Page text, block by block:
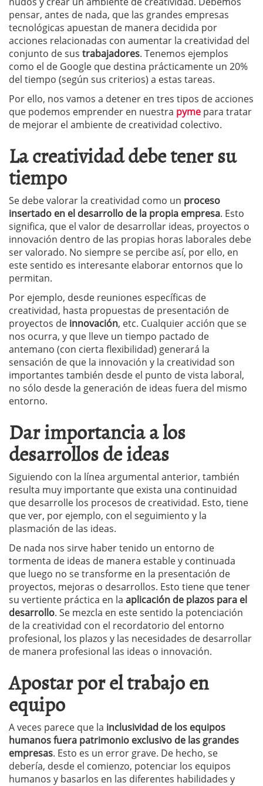
pensar, antes de nada, que las grandes empresas
tecnológicas apuestan de manera decidida por
acciones relacionadas con aumentar la creatividad del
conjunto de sus trabajadores. Tenemos ejemplos
como el de Google que destina prácticamente un 20%
del tiempo (según sus criterios) a estas tareas.
Por ello, nos vamos a detener en tres tipos de acciones
que podemos emprender en nuestra pyme para tratar
de mejorar el ambiente de creatividad colectivo.
La creatividad debe tener su
tiempo
Se debe valorar la creatividad como un proceso
insertado en el desarrollo de la propia empresa. Esto
significa, que el valor de desarrollar ideas, proyectos o
innovación dentro de las propias horas laborales debe
ser valorado. No siempre se percibe así, por ello, en
este sentido es interesante elaborar entornos que lo
permitan.
Por ejemplo, desde reuniones específicas de
creatividad, hasta propuestas de presentación de
proyectos de innovación, etc. Cualquier acción que se
nos ocurra, y que lleve un tiempo pactado de
antemano (con cierta flexibilidad) generará la
sensación de que la innovación y la creatividad son
importantes también desde el punto de vista laboral,
no sólo desde la generación de ideas fuera del mismo
entorno.
Dar importancia a los
desarrollos de ideas
Siguiendo con la línea argumental anterior, también
resulta muy importante que exista una continuidad
que desarrolle los procesos de creatividad. Esto, tiene
que ver, por ejemplo, con el seguimiento y la
plasmación de las ideas.
De nada nos sirve haber tenido un entorno de
tormenta de ideas de manera estable y continuada
que luego no se transforme en la presentación de
proyectos, mejoras o desarrollos. Esto tiene que tener
su vertiente práctica en la aplicación de plazos para el
desarrollo. Se mezcla en este sentido la potenciación
de la creatividad con el recordatorio del entorno
profesional, los plazos y las necesidades de desarrollar
de manera profesional las ideas o innovación.
Apostar por el trabajo en
equipo
A veces parece que la inclusividad de los equipos
humanos fuera patrimonio exclusivo de las grandes
empresas. Esto es un error grave. De hecho, se
debería, desde el comienzo, potenciar los equipos
humanos y basarlos en las diferentes habilidades y